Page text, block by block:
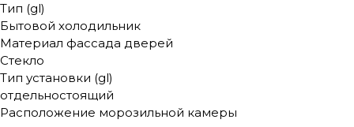
Тип (gl)
Бытовой холодильник
Материал фассада дверей
Стекло
Тип установки (gl)
отдельностоящий
Расположение морозильной камеры